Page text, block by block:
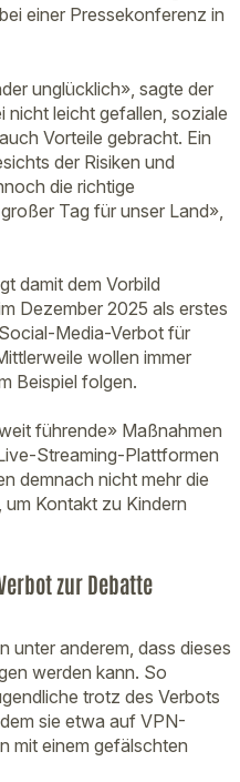
einer Pressekonferenz in
unglücklich», sagte der
nicht leicht gefallen, soziale
Vorteile gebracht. Ein
der Risiken und
die richtige
Tag für unser Land»,
damit dem Vorbild
Dezember 2025 als erstes
Media-Verbot für
wollen immer
Beispiel folgen.
führende» Maßnahmen
Streaming-Plattformen
demnach nicht mehr die
Kontakt zu Kindern
zur Debatte
unter anderem, dass dieses
werden kann. So
trotz des Verbots
sie etwa auf VPN-
mit einem gefälschten